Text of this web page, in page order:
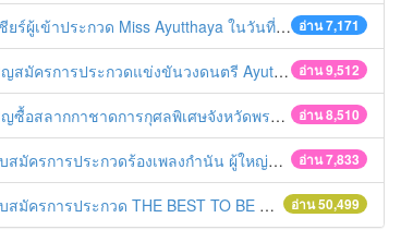
อ่าน 7,171
ร์ผู้เข้าประกวด Miss Ayutthaya ในวันที่ 15 ธันวาคม 2560
อ่าน 9,512
ครการประกวดแข่งขันวงดนตรี Ayutthaya battle of the bands
อ่าน 8,510
สลากกาชาดการกุศลพิเศษจังหวัดพระนครศรีอยุธยา 2560
อ่าน 7,833
มัครการประกวดร้องเพลงกำนัน ผู้ใหญ่บ้าน ฯลฯ
อ่าน 50,499
ครการประกวด THE BEST TO BE NUMBER ONE